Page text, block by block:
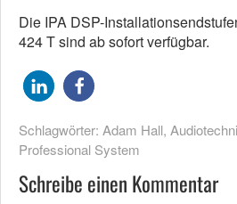
Die IPA DSP-
424 T sind ab sofort verfügbar.
Schlagwörter: Adam Hall,
Professional System
Schreibe einen Kommentar